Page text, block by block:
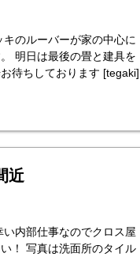
のルーバーが家の中心に
明日は最後の畳と建具を
待ちしております [tegaki]
近
内部仕事なのでクロス屋
！ 写真は洗面所のタイル